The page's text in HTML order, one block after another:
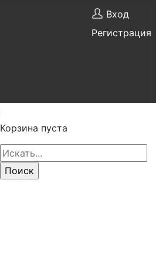
Вход
Регистрация
Корзина пуста